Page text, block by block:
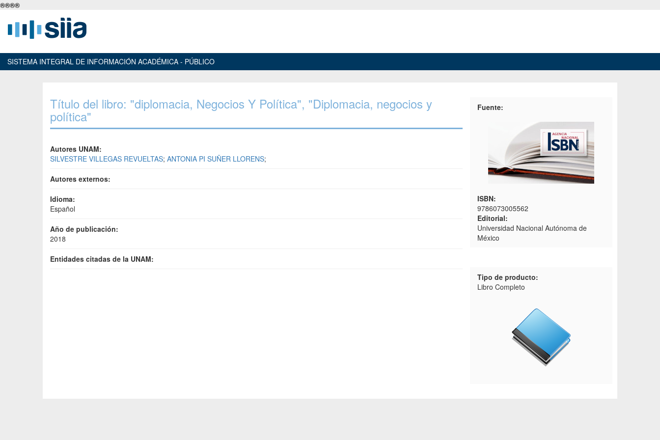
®®®®
SISTEMA INTEGRAL DE INFORMACIÓN ACADÉMICA - PÚBLICO
Título del libro: "diplomacia, Negocios Y Política", "Diplomacia, negocios y
política"
Autores UNAM:
SILVESTRE VILLEGAS REVUELTAS; ANTONIA PI SUÑER LLORENS;
Autores externos:
Idioma:
Español
Año de publicación:
2018
Entidades citadas de la UNAM:
Fuente:
ISBN:
9786073005562
Editorial:
Universidad Nacional Autónoma de
México
Tipo de producto:
Libro Completo